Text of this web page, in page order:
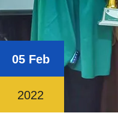
05 Feb
2022